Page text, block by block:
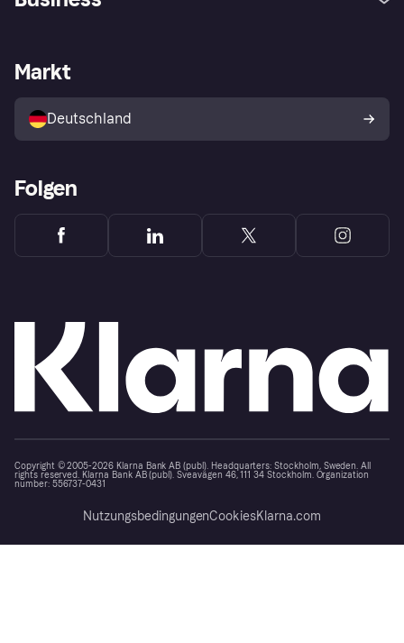
Klarna App
Shops entdecken
Käuferschutzrichtlinie
Dein Widerrufsrecht
Händlerportal
Markt
Deutschland
Folgen
Copyright © 2005-2026 Klarna Bank AB (publ). Headquarters: Stockholm, Sweden. All
rights reserved. Klarna Bank AB (publ). Sveavägen 46, 111 34 Stockholm. Organization
number: 556737-0431
NutzungsbedingungenCookiesKlarna.com